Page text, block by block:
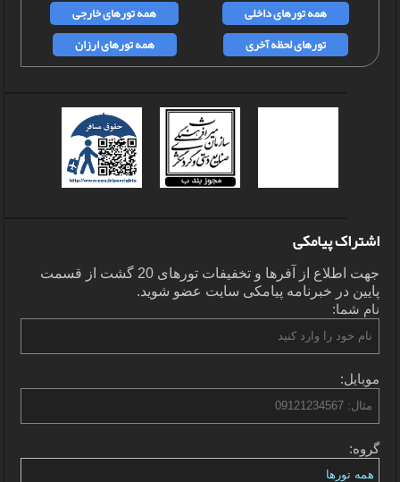
همه تورهای داخلی
همه تورهای خارجی
تورهای لحظه آخری
همه تورهای ارزان
اشتراک پیامکی
جهت اطلاع از آفرها و تخفیفات تورهای 20 گشت از قسمت
پایین در خبرنامه پیامکی سایت عضو شوید.
نام شما:
موبایل:
گروه: